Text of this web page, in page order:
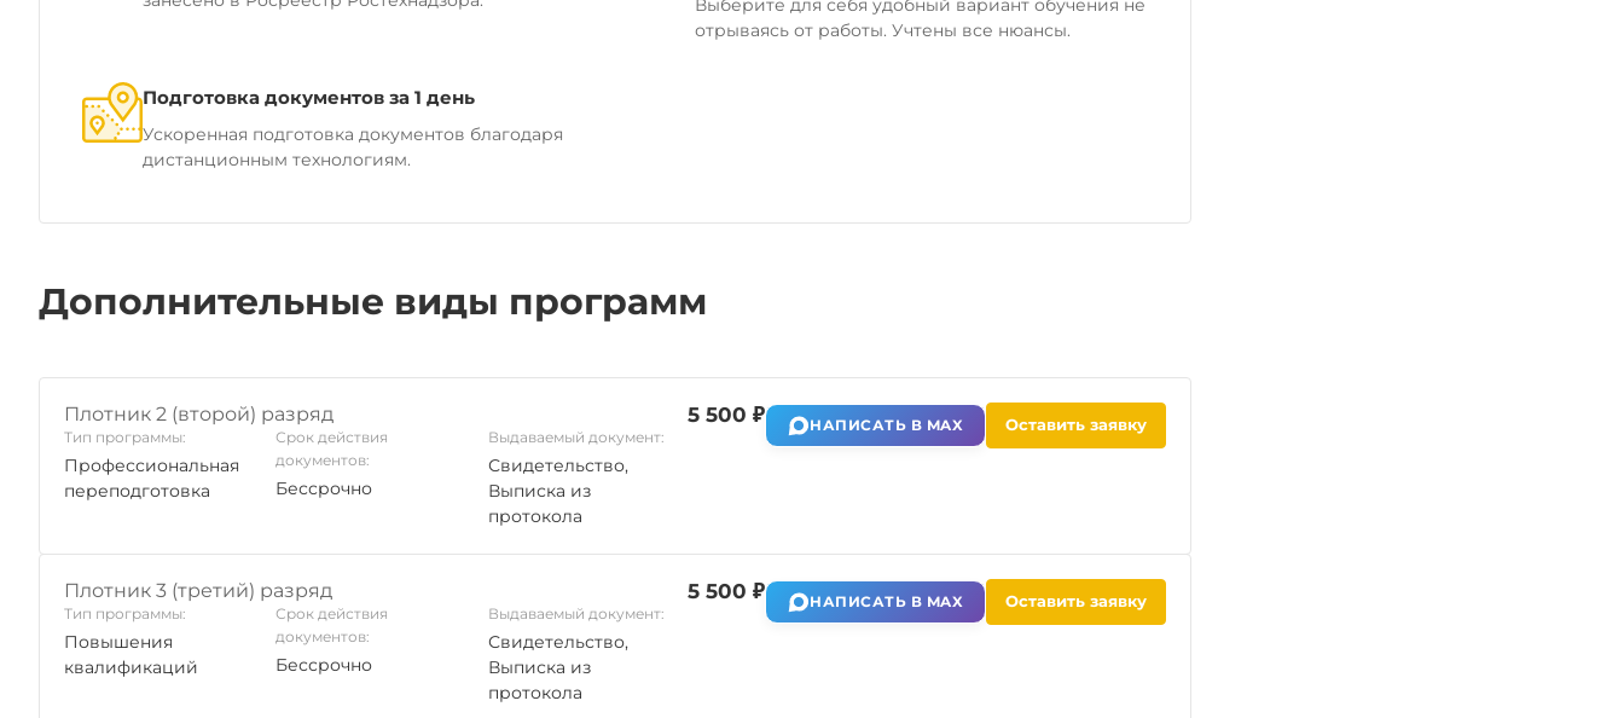
Выберите для себя удобный вариант обучения не
отрываясь от работы. Учтены все нюансы.
Подготовка документов за 1 день
Ускоренная подготовка документов благодаря
дистанционным технологиям.
Дополнительные виды программ
Плотник 2 (второй) разряд
Тип программы:
Профессиональная
переподготовка
Срок действия
документов:
Бессрочно
Выдаваемый документ:
Свидетельство,
Выписка из
протокола
5 500 ₽ НАПИСАТЬ В MAX Оставить заявку
Плотник 3 (третий) разряд
Тип программы:
Повышения
квалификаций
Срок действия
документов:
Бессрочно
Выдаваемый документ:
Свидетельство,
Выписка из
протокола
5 500 ₽ НАПИСАТЬ В MAX Оставить заявку